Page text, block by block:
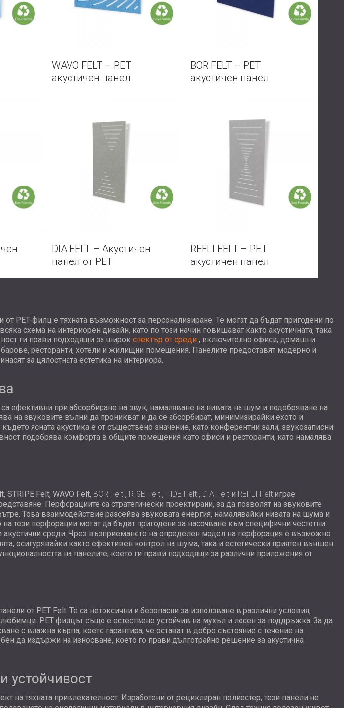
WAVO FELT – PET
акустичен панел
BOR FELT – PET
акустичен панел
DIA FELT – Акустичен
панел от PET
REFLI FELT – PET
акустичен панел
от PET-филц е тяхната възможност за персонализиране. Те могат да бъдат пригодени по
схема на интериорен дизайн, като по този начин повишават както акустичната, така
ги прави подходящи за широк спектър от среди , включително офиси, домашни
ресторанти, хотели и жилищни помещения. Панелите предоставят модерно и
за цялостната естетика на интериора.
са ефективни при абсорбиране на звук, намаляване на нивата на шум и подобряване на
на звуковите вълни да проникват и да се абсорбират, минимизирайки ехото и
ясната акустика е от съществено значение, като конферентни зали, звукозаписни
подобрява комфорта в общите помещения като офиси и ресторанти, като намалява
STRIPE Felt, WAVO Felt, BOR Felt , RISE Felt , TIDE Felt , DIA Felt и REFLI Felt играе
Перфорациите са стратегически проектирани, за да позволят на звуковите
Това взаимодействие разсейва звуковата енергия, намалявайки нивата на шума и
тези перфорации могат да бъдат пригодени за насочване към специфични честотни
акустични среди. Чрез възприемането на определен модел на перфорация е възможно
осигурявайки както ефективен контрол на шума, така и естетически приятен външен
на панелите, което ги прави подходящи за различни приложения от
от PET Felt. Те са нетоксични и безопасни за използване в различни условия,
PET филцът също е естествено устойчив на мухъл и лесен за поддръжка. За да
с влажна кърпа, което гарантира, че остават в добро състояние с течение на
да издържи на износване, което го прави дълготрайно решение за акустична
устойчивост
на тяхната привлекателност. Изработени от рециклиран полиестер, тези панели не